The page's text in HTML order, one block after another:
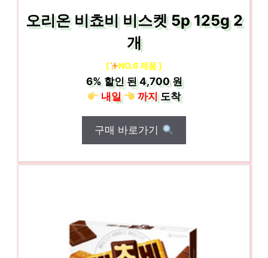
오리온 비쵸비 비스켓 5p 125g 2
개
[ NO.6 제품 ]
6%할인 된4,700 원
내일
까지도착
구매 바로가기